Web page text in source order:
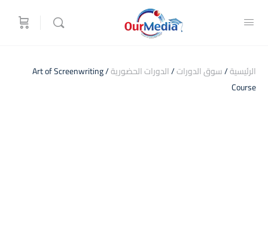
الرئيسية/سوق الدورات/الدورات الحضورية / Art of Screenwriting
Course